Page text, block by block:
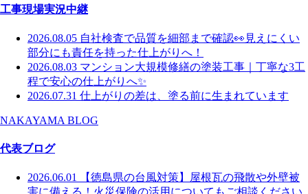
工事現場実況中継
2026.08.05 自社検査で品質を細部まで確認👀見えにくい
部分にも責任を持った仕上がりへ！
2026.08.03 マンション大規模修繕の塗装工事｜丁寧な3工
程で安心の仕上がりへ✨
2026.07.31 仕上がりの差は、塗る前に生まれています
NAKAYAMA BLOG
代表ブログ
2026.06.01
【徳島県の台風対策】屋根瓦の飛散や外壁被
害に備える！火災保険の活用についてもご相談ください